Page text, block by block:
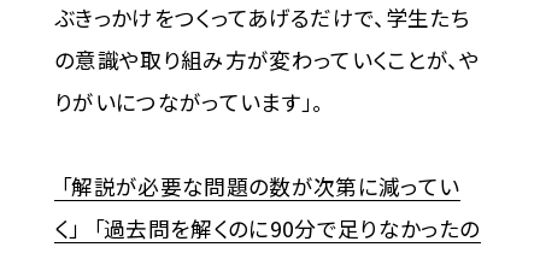
ぶきっかけをつくってあげるだけで、学生たち
の意識や取り組み方が変わっていくことが、や
りがいにつながっています」。
「解説が必要な問題の数が次第に減ってい
く」
「過去問を解くのに90分で足りなかったの